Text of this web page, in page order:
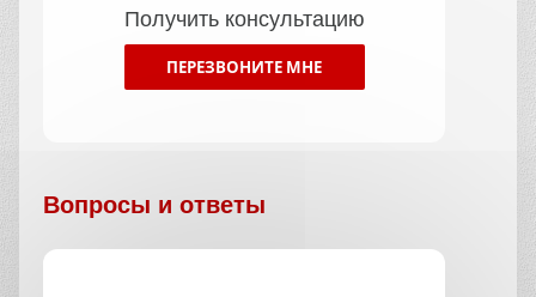
Получить консультацию
ПЕРЕЗВОНИТЕ МНЕ
Вопросы и ответы